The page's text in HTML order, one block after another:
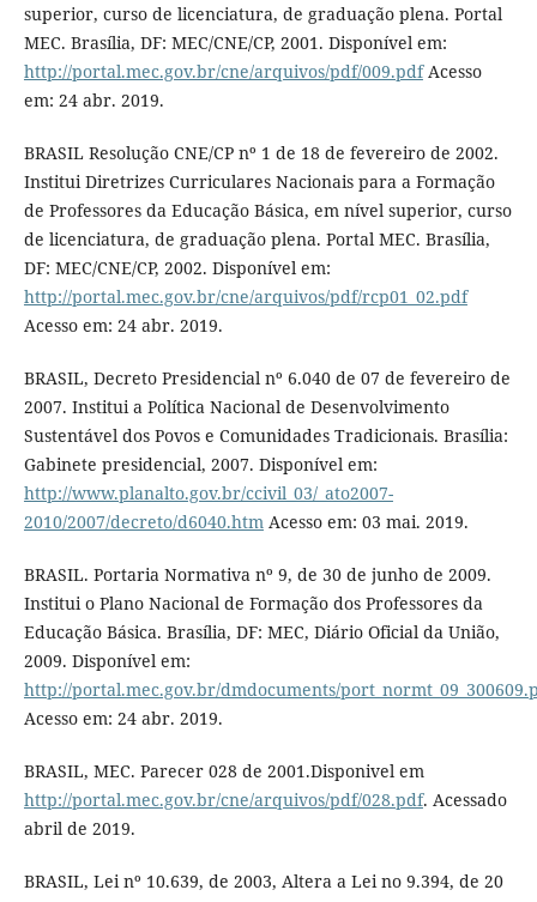
superior, curso de licenciatura, de graduação plena. Portal
MEC. Brasília, DF: MEC/CNE/CP, 2001. Disponível em:
http://portal.mec.gov.br/cne/arquivos/pdf/009.pdfAcesso
em: 24 abr. 2019.
BRASIL Resolução CNE/CP nº 1 de 18 de fevereiro de 2002.
Institui Diretrizes Curriculares Nacionais para a Formação
de Professores da Educação Básica, em nível superior, curso
de licenciatura, de graduação plena. Portal MEC. Brasília,
DF: MEC/CNE/CP, 2002. Disponível em:
http://portal.mec.gov.br/cne/arquivos/pdf/rcp01_02.pdf
Acesso em: 24 abr. 2019.
BRASIL, Decreto Presidencial nº 6.040 de 07 de fevereiro de
2007. Institui a Política Nacional de Desenvolvimento
Sustentável dos Povos e Comunidades Tradicionais. Brasília:
Gabinete presidencial, 2007. Disponível em:
http://www.planalto.gov.br/ccivil_03/_ato2007-
2010/2007/decreto/d6040.htmAcesso em: 03 mai. 2019.
BRASIL. Portaria Normativa nº 9, de 30 de junho de 2009.
Institui o Plano Nacional de Formação dos Professores da
Educação Básica. Brasília, DF: MEC, Diário Oficial da União,
2009. Disponível em:
http://portal.mec.gov.br/dmdocuments/
Acesso em: 24 abr. 2019.
BRASIL, MEC. Parecer 028 de 2001.Disponivel em
http://portal.mec.gov.br/cne/arquivos/pdf/028.pdf. Acessado
abril de 2019.
BRASIL, Lei nº 10.639, de 2003, Altera a Lei no 9.394, de 20